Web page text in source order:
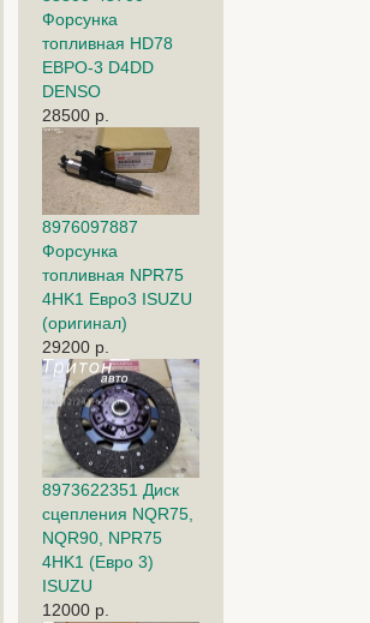
Форсунка
топливная HD78
ЕВРО-3 D4DD
DENSO
28500 р.
8976097887
Форсунка
топливная NPR75
4HK1 Евро3 ISUZU
(оригинал)
29200 р.
8973622351 Диск
сцепления NQR75,
NQR90, NPR75
4HK1 (Евро 3)
ISUZU
12000 р.